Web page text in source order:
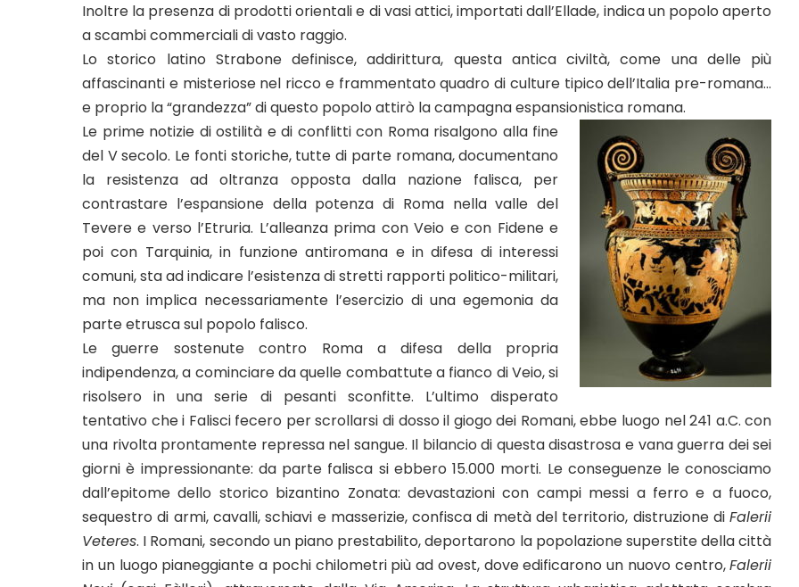
Inoltre la presenza di prodotti orientali e di vasi attici, importati dall’Ellade, indica un popolo aperto
a scambi commerciali di vasto raggio.
Lo storico latino Strabone definisce, addirittura, questa antica civiltà, come una delle più
affascinanti e misteriose nel ricco e frammentato quadro di culture tipico dell’Italia pre-romana…
e proprio la “grandezza” di questo popolo attirò la campagna espansionistica romana.
Le prime notizie di ostilità e di conflitti con Roma risalgono alla fine
del V secolo. Le fonti storiche, tutte di parte romana, documentano
la resistenza ad oltranza opposta dalla nazione falisca, per
contrastare l’espansione della potenza di Roma nella valle del
Tevere e verso l’Etruria. L’alleanza prima con Veio e con Fidene e
poi con Tarquinia, in funzione antiromana e in difesa di interessi
comuni, sta ad indicare l’esistenza di stretti rapporti politico-militari,
ma non implica necessariamente l’esercizio di una egemonia da
parte etrusca sul popolo falisco.
Le guerre sostenute contro Roma a difesa della propria
indipendenza, a cominciare da quelle combattute a fianco di Veio, si
risolsero in una serie di pesanti sconfitte. L’ultimo disperato
tentativo che i Falisci fecero per scrollarsi di dosso il giogo dei Romani, ebbe luogo nel 241 a.C. con
una rivolta prontamente repressa nel sangue. Il bilancio di questa disastrosa e vana guerra dei sei
giorni è impressionante: da parte falisca si ebbero 15.000 morti. Le conseguenze le conosciamo
dall’epitome dello storico bizantino Zonata: devastazioni con campi messi a ferro e a fuoco,
sequestro di armi, cavalli, schiavi e masserizie, confisca di metà del territorio, distruzione diFalerii
Veteres. I Romani, secondo un piano prestabilito, deportarono la popolazione superstite della città
in un luogo pianeggiante a pochi chilometri più ad ovest, dove edificarono un nuovo centro,Falerii